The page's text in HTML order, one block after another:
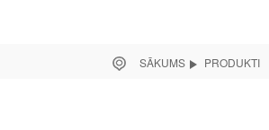
SĀKUMS PRODUKTI